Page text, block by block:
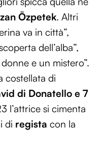
Özpetek. Altri
va in città”,
dell’alba”,
e un mistero”.
costellata di
di Donatello e 7
l’attrice si cimenta
di regista con la